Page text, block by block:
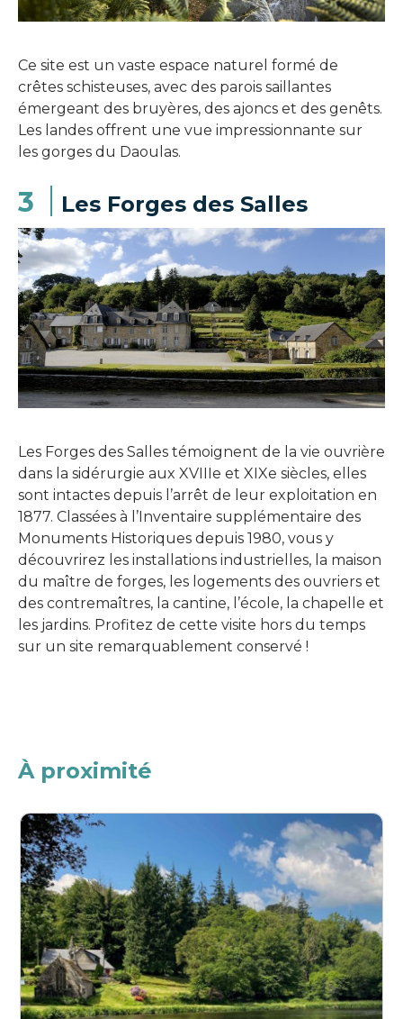
Ce site est un vaste espace naturel formé de
crêtes schisteuses, avec des parois saillantes
émergeant des bruyères, des ajoncs et des genêts.
Les landes offrent une vue impressionnante sur
les gorges du Daoulas.
3 Les Forges des Salles
Les Forges des Salles témoignent de la vie ouvrière
dans la sidérurgie aux XVIIIe et XIXe siècles, elles
sont intactes depuis l’arrêt de leur exploitation en
1877. Classées à l’Inventaire supplémentaire des
Monuments Historiques depuis 1980, vous y
découvrirez les installations industrielles, la maison
du maître de forges, les logements des ouvriers et
des contremaîtres, la cantine, l’école, la chapelle et
les jardins. Profitez de cette visite hors du temps
sur un site remarquablement conservé !
À proximité